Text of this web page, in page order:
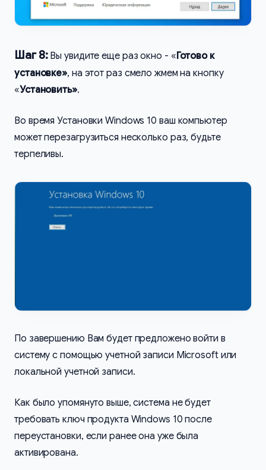
Шаг 8: Вы увидите еще раз окно - «Готово к
установке», на этот раз смело жмем на кнопку
«Установить».
Во время Установки Windows 10 ваш компьютер
может перезагрузиться несколько раз, будьте
терпеливы.
По завершению Вам будет предложено войти в
систему с помощью учетной записи Microsoft или
локальной учетной записи.
Как было упомянуто выше, система не будет
требовать ключ продукта Windows 10 после
переустановки, если ранее она уже была
активирована.